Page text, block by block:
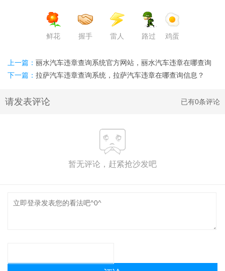
鲜花 握手 雷人 路过 鸡蛋
上一篇： 丽水汽车违章查询系统官方网站，丽水汽车违章在哪查询
最快？
下一篇： 拉萨汽车违章查询系统，拉萨汽车违章在哪查询信息？
已有0条评论
请发表评论
暂无评论，赶紧抢沙发吧